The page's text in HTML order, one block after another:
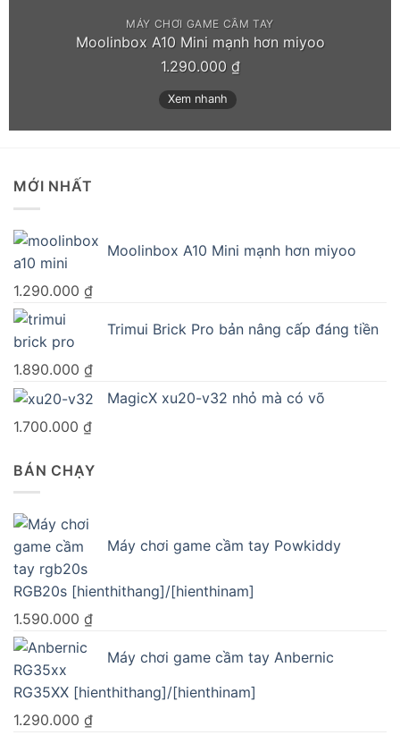
MÁY CHƠI GAME CẦM TAY
Moolinbox A10 Mini mạnh hơn miyoo
1.290.000 ₫
Xem nhanh
MỚI NHẤT
Moolinbox A10 Mini mạnh hơn miyoo
1.290.000 ₫
Trimui Brick Pro bản nâng cấp đáng tiền
1.890.000 ₫
MagicX xu20-v32 nhỏ mà có võ
1.700.000 ₫
BÁN CHẠY
Máy chơi game cầm tay Powkiddy
RGB20s [hienthithang]/[hienthinam]
1.590.000 ₫
Máy chơi game cầm tay Anbernic
RG35XX [hienthithang]/[hienthinam]
1.290.000 ₫